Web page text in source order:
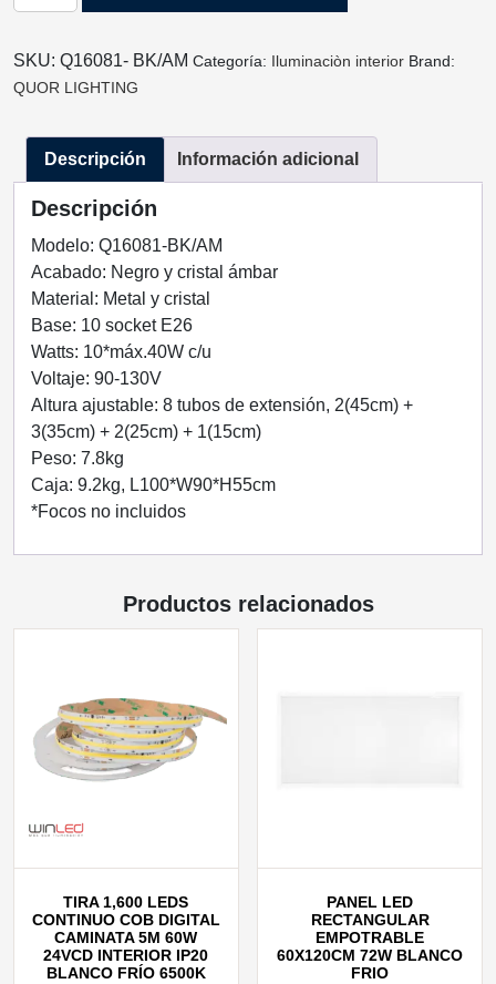
MIRO
ACABADO
CRISTAL
AMBAR
1O
LUCES
Q16081-
BK/AM
QUOR
LIGHTING
cantidad
SKU: Q16081- BK/AM Categoría: Iluminaciòn interior Brand:
QUOR LIGHTING
Descripción Información adicional
Descripción
Modelo: Q16081-BK/AM
Acabado: Negro y cristal ámbar
Material: Metal y cristal
Base: 10 socket E26
Watts: 10*máx.40W c/u
Voltaje: 90-130V
Altura ajustable: 8 tubos de extensión, 2(45cm) +
3(35cm) + 2(25cm) + 1(15cm)
Peso: 7.8kg
Caja: 9.2kg, L100*W90*H55cm
*Focos no incluidos
Productos relacionados
TIRA 1,600 LEDS
CONTINUO COB DIGITAL
CAMINATA 5M 60W
24VCD INTERIOR IP20
BLANCO FRÍO 6500K
PANEL LED
RECTANGULAR
EMPOTRABLE
60X120CM 72W BLANCO
FRIO